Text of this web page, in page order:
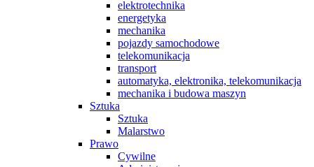
elektrotechnika
energetyka
mechanika
pojazdy samochodowe
telekomunikacja
transport
automatyka, elektronika, telekomunikacja
mechanika i budowa maszyn
Sztuka
Sztuka
Malarstwo
Prawo
Cywilne